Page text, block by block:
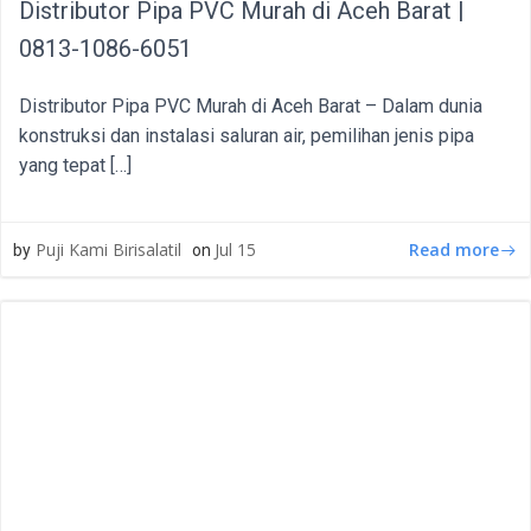
Distributor Pipa PVC Murah di Aceh Barat |
0813-1086-6051
Distributor Pipa PVC Murah di Aceh Barat – Dalam dunia
konstruksi dan instalasi saluran air, pemilihan jenis pipa
yang tepat […]
by Puji Kami Birisalatil on Jul 15 Read more